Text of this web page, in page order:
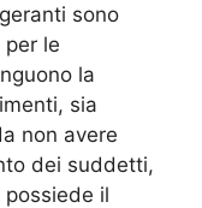
sono
le
la
sia
non avere
dei suddetti,
il